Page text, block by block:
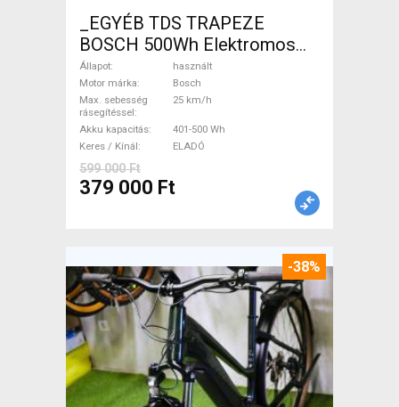
_EGYÉB TDS TRAPEZE
BOSCH 500Wh Elektromos
Trekking/cross 25 km/h
Bosch 401-500 Wh használt
ELADÓ
Állapot
használt
Motor márka
Bosch
Max. sebesség
rásegítéssel
25 km/h
Akku kapacitás
401-500 Wh
Keres / Kínál
ELADÓ
599 000 Ft
379 000 Ft
-38%